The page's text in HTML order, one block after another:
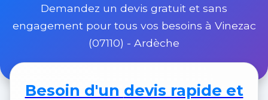
Demandez un devis gratuit et sans
engagement pour tous vos besoins à Vinezac
(07110) - Ardèche
Besoin d'un devis rapide et